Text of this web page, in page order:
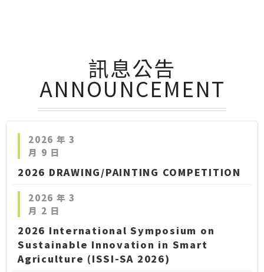
訊息公告
ANNOUNCEMENT
2026 年 3
月 9 日
2026 DRAWING/PAINTING COMPETITION
2026 年 3
月 2 日
2026 International Symposium on
Sustainable Innovation in Smart
Agriculture (ISSI-SA 2026)